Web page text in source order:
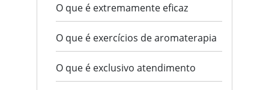
O que é extremamente eficaz
O que é exercícios de aromaterapia
O que é exclusivo atendimento